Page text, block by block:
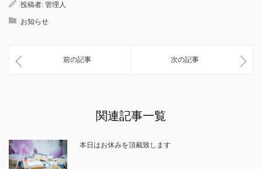
投稿者: 管理人
お知らせ
前の記事 次の記事
関連記事一覧
本日はお休みを頂戴致します